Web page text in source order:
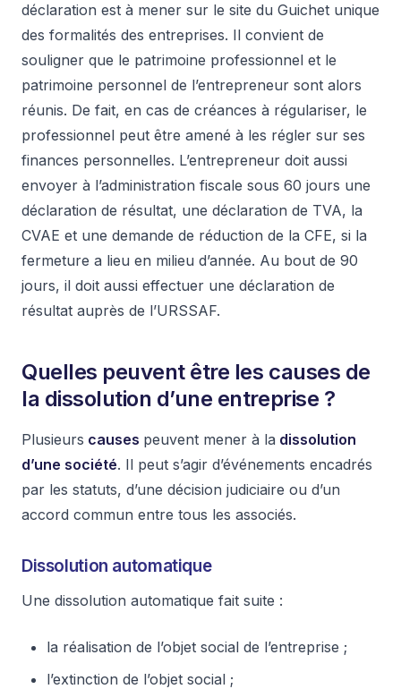
déclaration est à mener sur le site du Guichet unique
des formalités des entreprises. Il convient de
souligner que le patrimoine professionnel et le
patrimoine personnel de l’entrepreneur sont alors
réunis. De fait, en cas de créances à régulariser, le
professionnel peut être amené à les régler sur ses
finances personnelles. L’entrepreneur doit aussi
envoyer à l’administration fiscale sous 60 jours une
déclaration de résultat, une déclaration de TVA, la
CVAE et une demande de réduction de la CFE, si la
fermeture a lieu en milieu d’année. Au bout de 90
jours, il doit aussi effectuer une déclaration de
résultat auprès de l’URSSAF.
Quelles peuvent être les causes de
la dissolution d’une entreprise ?
Plusieurs causes peuvent mener à la dissolution
d’une société. Il peut s’agir d’événements encadrés
par les statuts, d’une décision judiciaire ou d’un
accord commun entre tous les associés.
Dissolution automatique
Une dissolution automatique fait suite :
la réalisation de l’objet social de l’entreprise ;
l’extinction de l’objet social ;